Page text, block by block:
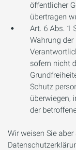
öffentlicher
übertragen
Art. 6 Abs. 1
Wahrung der
sofern nicht
Schutz
überwiegen,
der
Wir weisen Sie